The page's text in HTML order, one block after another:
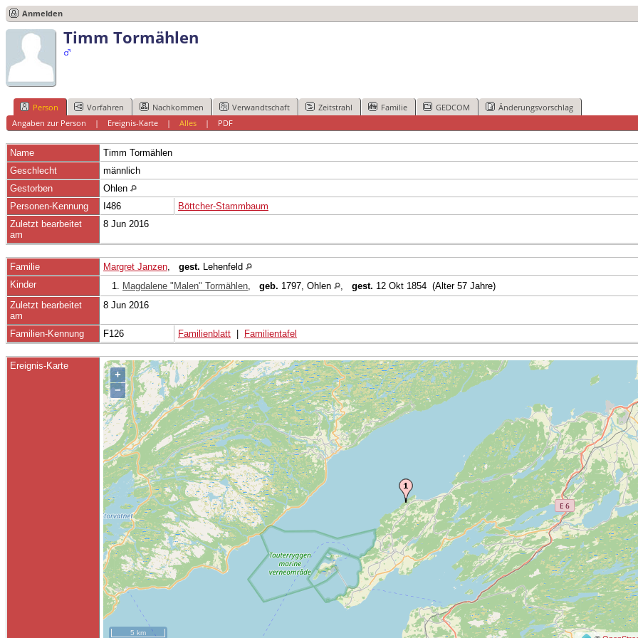
Anmelden
Timm Tormählen
Person Vorfahren Nachkommen Verwandtschaft Zeitstrahl Familie GEDCOM
Änderungsvorschlag
Angaben zur Person | Ereignis-Karte| Alles| PDF
Name Timm Tormählen
Geschlecht
männlich
Gestorben
Ohlen
Personen-Kennung
I486
Böttcher-Stammbaum
Zuletzt bearbeitet
am
8 Jun 2016
Familie Margret Janzen, gest. Lehenfeld
Kinder
1. Magdalene "Malen" Tormählen, geb. 1797, Ohlen , gest. 12 Okt 1854 (Alter 57 Jahre)
Zuletzt bearbeitet
am
8 Jun 2016
Familien-Kennung F126 Familienblatt Familientafel
Ereignis-Karte
+
−
5 km